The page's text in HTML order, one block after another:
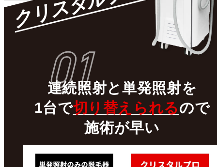
01
連続照射と 単発照射を
1台で切り替えられるので
施術が早い